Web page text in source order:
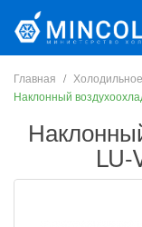
Главная
Наклонный
LU-